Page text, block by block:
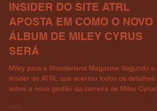
admin
29 de jul.
1 min de leitura
Notícias
INSIDER DO SITE ATRL
ÁLBUM DE MILEY CYRUS
SERÁ